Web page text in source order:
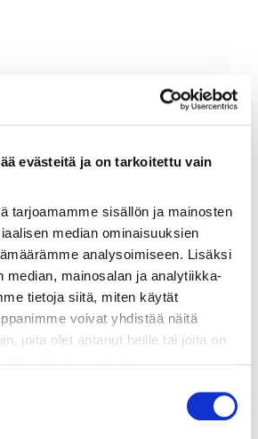
evästeitä ja on tarkoitettu vain
tarjoamamme sisällön ja mainosten
median ominaisuuksien
analysoimiseen. Lisäksi
median, mainosalan ja analytiikka-
tietoja siitä, miten käytät
voivat yhdistää näitä
joita olet antanut heille tai joita on
ikäsi käyttääksesi sivustoa.
ainekset
valmistusohje
lisätietoja
150 g) rypyläisia sipsuja,
jauhettuna (jos käytät